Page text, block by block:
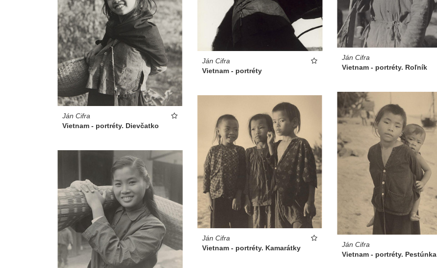
Ján Cifra
Vietnam - portréty. Roľník
Ján Cifra
Vietnam - portréty
Ján Cifra
Vietnam - portréty. Dievčatko
Ján Cifra
Vietnam - portréty. Pestúnka
Ján Cifra
Vietnam - portréty. Kamarátky